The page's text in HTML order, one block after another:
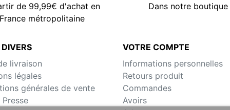
de 99,99€ d'achat en
métropolitaine
Dans notre boutique
livraison
légales
générales de vente
VOTRE COMPTE
Informations personnelles
Retours produit
Commandes
Avoirs